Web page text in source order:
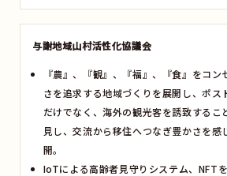
与謝地域⼭村活性化協議会
『農』、『観』、『福』、『食』をコ
さを追求する地域づくりを展開し、ポス
だけでなく、海外の観光客を誘致するこ
見し、交流から移住へつなぎ豊かさを感
開。
IoTによる高齢者見守りシステム、NFT